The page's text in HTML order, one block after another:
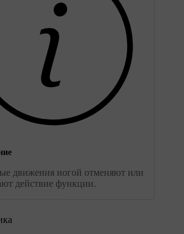
движения ногой отменяют или
действие функции.